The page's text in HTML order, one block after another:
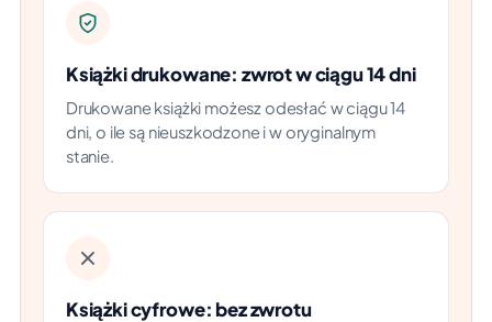
Książki drukowane: zwrot w ciągu 14 dni
Drukowane książki możesz odesłać w ciągu 14
dni, o ile są nieuszkodzone i w oryginalnym
stanie.
Książki cyfrowe: bez zwrotu